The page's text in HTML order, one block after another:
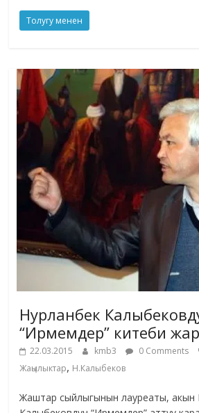
Толугу менен
Нурланбек
“Ирмемдер” китеби
22.03.2015 kmb3 0 Comments
Жаңылыктар, Н.Калыбеков
Жаштар сыйлыгынын лауреаты, акын